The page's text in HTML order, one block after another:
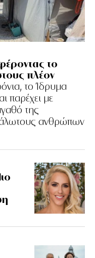
το
πλέον
το Ίδρυμα
παρέχει με
της
ανθρώπων